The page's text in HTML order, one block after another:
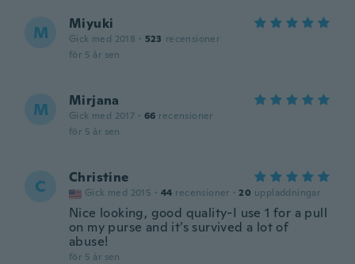
M Miyuki
Gick med 2018 · 523 recensioner
för 5 år sen
M Mirjana
Gick med 2017 · 66 recensioner
för 5 år sen
C Christine
Gick med 2015 · 44 recensioner · 20 uppladdningar
Nice looking, good quality-I use 1 for a pull
on my purse and it’s survived a lot of
abuse!
för 5 år sen